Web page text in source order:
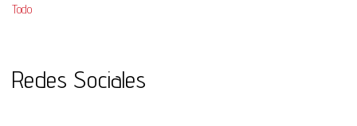
Todo
Redes Sociales